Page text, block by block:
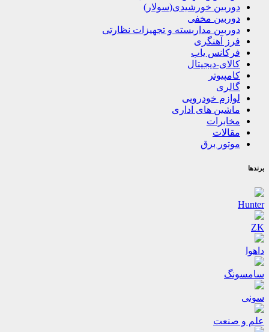
دوربین خورشیدی(سولار)
دوربین مخفی
دوربین مداربسته و تجهیزات نظارتی
فرز آهنگری
فرکانس یاب
کالای-دیجیتال
کامپیوتر
گالری
لوازم خودرویی
ماشین های اداری
مخابرات
مقالات
موتور برق
برندها
Hunter
ZK
داهوا
سامسونگ
سونی
علم و صنعت